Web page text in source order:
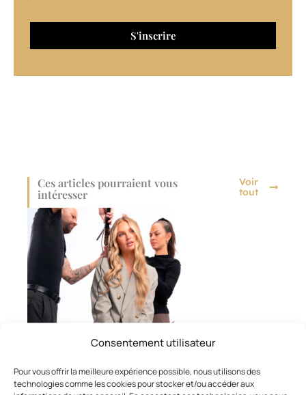
Consentement utilisateur
Pour vous offrir la meilleure expérience possible, nous utilisons des
technologies comme les cookies pour stocker et/ou accéder aux
Ces articles pourraient vous
intéresser
Voir
tout
MARQUES ET FOURNISSEURS,COIFFAGE